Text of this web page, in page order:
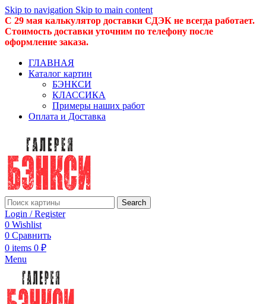
Skip to navigation Skip to main content
С 29 мая калькулятор доставки СДЭК не всегда работает.
Стоимость доставки уточним по телефону после
оформление заказа.
ГЛАВНАЯ
Каталог картин
БЭНКСИ
КЛАССИКА
Примеры наших работ
Оплата и Доставка
Search
Login / Register
0 Wishlist
0 Сравнить
0 items 0 ₽
Menu